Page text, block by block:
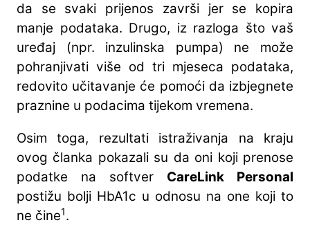
da se svaki prijenos završi jer se kopira
manje podataka. Drugo, iz razloga što vaš
uređaj (npr. inzulinska pumpa) ne može
pohranjivati više od tri mjeseca podataka,
redovito učitavanje će pomoći da izbjegnete
praznine u podacima tijekom vremena.
Osim toga, rezultati istraživanja na kraju
ovog članka pokazali su da oni koji prenose
podatke na softver CareLink Personal
postižu bolji HbA1c u odnosu na one koji to
ne čine1.